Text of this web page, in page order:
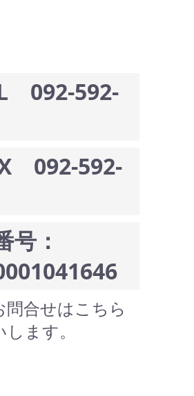
092-592-
092-592-
号：
問合せはこちら
ます。